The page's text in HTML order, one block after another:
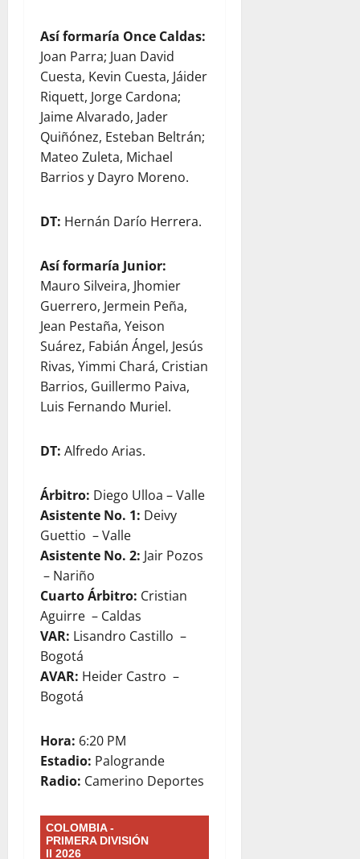
Así formaría Once Caldas:
Joan Parra; Juan David
Cuesta, Kevin Cuesta, Jáider
Riquett, Jorge Cardona;
Jaime Alvarado, Jader
Quiñónez, Esteban Beltrán;
Mateo Zuleta, Michael
Barrios y Dayro Moreno.
DT: Hernán Darío Herrera.
Así formaría Junior:
Mauro Silveira, Jhomier
Guerrero, Jermein Peña,
Jean Pestaña, Yeison
Suárez, Fabián Ángel, Jesús
Rivas, Yimmi Chará, Cristian
Barrios, Guillermo Paiva,
Luis Fernando Muriel.
DT: Alfredo Arias.
Árbitro: Diego Ulloa – Valle
Asistente No. 1: Deivy
Guettio – Valle
Asistente No. 2: Jair Pozos
– Nariño
Cuarto Árbitro: Cristian
Aguirre – Caldas
VAR: Lisandro Castillo –
Bogotá
AVAR: Heider Castro –
Bogotá
Hora: 6:20 PM
Estadio: Palogrande
Radio: Camerino Deportes